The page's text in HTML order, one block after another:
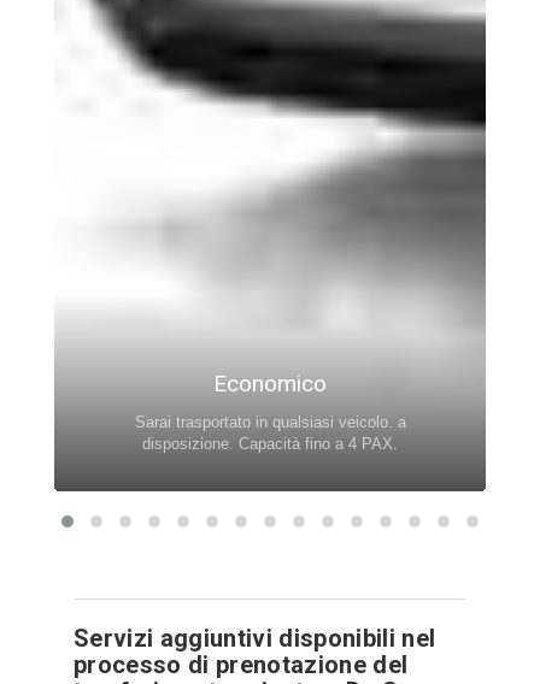
Economico
Sarai trasportato in qualsiasi veicolo. a
disposizione. Capacità fino a 4 PAX.
Servizi aggiuntivi disponibili nel
processo di prenotazione del